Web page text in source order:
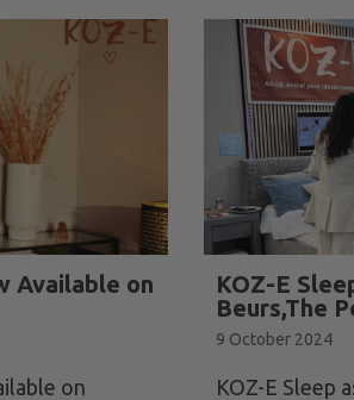
Available on
on
KOZ-E
Beurs,The
9 October 2024
KOZ-E Sleep